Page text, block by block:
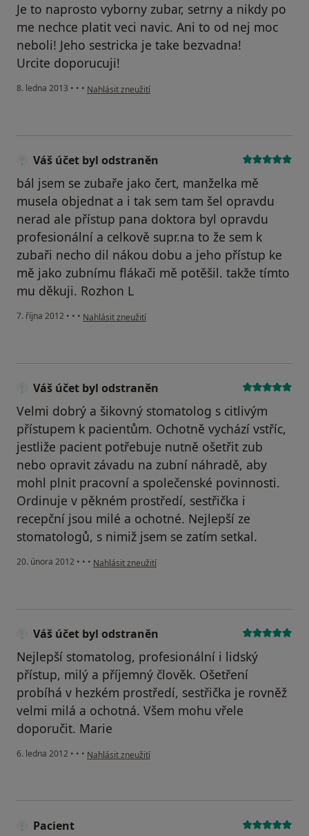
Je to naprosto vyborny zubar, setrny a nikdy po
me nechce platit veci navic. Ani to od nej moc
neboli! Jeho sestricka je take bezvadna!
Urcite doporucuji!
8. ledna 2013 • • • podle názoru uživatele Váš účet byl odstraněn
Nahlásit zneužití
Váš účet byl odstraněn
bál jsem se zubaře jako čert, manželka mě
musela objednat a i tak sem tam šel opravdu
nerad ale přístup pana doktora byl opravdu
profesionální a celkově supr.na to že sem k
zubaři necho dil nákou dobu a jeho přístup ke
mě jako zubnímu flákači mě potěšil. takže tímto
mu děkuji. Rozhon L
7. října 2012 • • • podle názoru uživatele Váš účet byl odstraněn
Nahlásit zneužití
Váš účet byl odstraněn
Velmi dobrý a šikovný stomatolog s citlivým
přístupem k pacientům. Ochotně vychází vstříc,
jestliže pacient potřebuje nutně ošetřit zub
nebo opravit závadu na zubní náhradě, aby
mohl plnit pracovní a společenské povinnosti.
Ordinuje v pěkném prostředí, sestřička i
recepční jsou milé a ochotné. Nejlepší ze
stomatologů, s nimiž jsem se zatím setkal.
20. února 2012 • • • podle názoru uživatele Váš účet byl odstraněn
Nahlásit zneužití
Váš účet byl odstraněn
Nejlepší stomatolog, profesionální i lidský
přístup, milý a příjemný člověk. Ošetření
probíhá v hezkém prostředí, sestřička je rovněž
velmi milá a ochotná. Všem mohu vřele
doporučit. Marie
6. ledna 2012 • • • podle názoru uživatele Váš účet byl odstraněn
Nahlásit zneužití
Pacient